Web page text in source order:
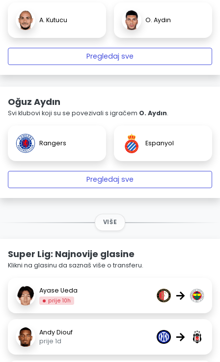
A. Kutucu O. Aydın
Pregledaj sve
Oğuz Aydın
Svi klubovi koji su se povezivali s igračem O. Aydın.
Rangers Espanyol
Pregledaj sve
VIŠE
Super Lig: Najnovije glasine
Klikni na glasinu da saznaš više o transferu.
Ayase Ueda
prije 10h →
Andy Diouf
prije 1d
→